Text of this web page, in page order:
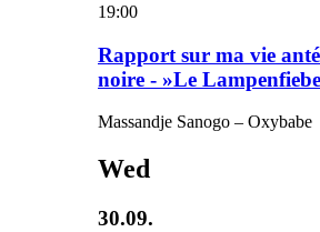
19:00
Rapport sur ma vie
noire - »Le
Massandje Sanogo – Oxybabe
Wed
30.09.